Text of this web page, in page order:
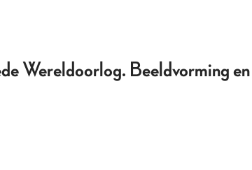
Wereldoorlog. Beeldvorming en